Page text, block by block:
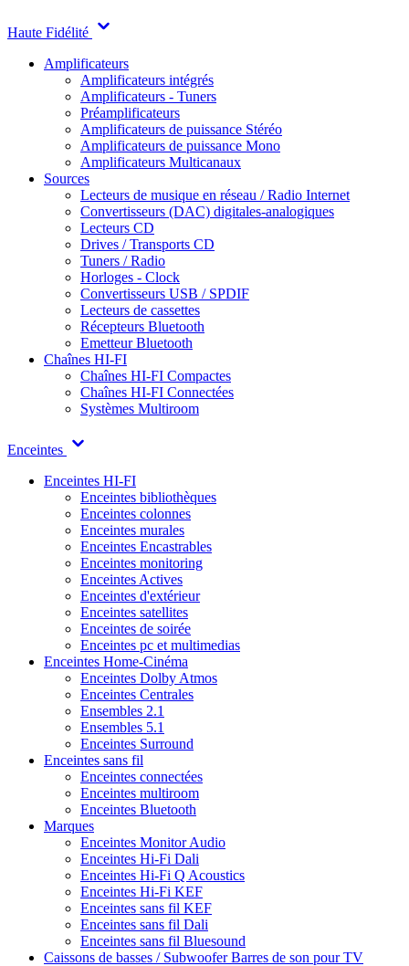
Haute Fidélité
Amplificateurs
Amplificateurs intégrés
Amplificateurs - Tuners
Préamplificateurs
Amplificateurs de puissance Stéréo
Amplificateurs de puissance Mono
Amplificateurs Multicanaux
Sources
Lecteurs de musique en réseau / Radio Internet
Convertisseurs (DAC) digitales-analogiques
Lecteurs CD
Drives / Transports CD
Tuners / Radio
Horloges - Clock
Convertisseurs USB / SPDIF
Lecteurs de cassettes
Récepteurs Bluetooth
Emetteur Bluetooth
Chaînes HI-FI
Chaînes HI-FI Compactes
Chaînes HI-FI Connectées
Systèmes Multiroom
Enceintes
Enceintes HI-FI
Enceintes bibliothèques
Enceintes colonnes
Enceintes murales
Enceintes Encastrables
Enceintes monitoring
Enceintes Actives
Enceintes d'extérieur
Enceintes satellites
Enceintes de soirée
Enceintes pc et multimedias
Enceintes Home-Cinéma
Enceintes Dolby Atmos
Enceintes Centrales
Ensembles 2.1
Ensembles 5.1
Enceintes Surround
Enceintes sans fil
Enceintes connectées
Enceintes multiroom
Enceintes Bluetooth
Marques
Enceintes Monitor Audio
Enceintes Hi-Fi Dali
Enceintes Hi-Fi Q Acoustics
Enceintes Hi-Fi KEF
Enceintes sans fil KEF
Enceintes sans fil Dali
Enceintes sans fil Bluesound
Caissons de basses / SubwooferBarres de son pour TV